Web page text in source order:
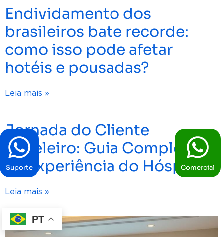
PT
Suporte Comercial
Endividamento dos
brasileiros bate recorde:
como isso pode afetar
hotéis e pousadas?
Leia mais »
Jornada do Cliente
Hoteleiro: Guia Completo
da Experiência do Hóspede
Leia mais »